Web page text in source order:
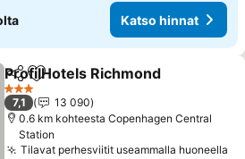
Katso hinnat
Jaa Lisää suosikkeihin
ProfilHotels Richmond
3 Tähtiluokitus
7,1
13 090
0.6 km kohteesta Copenhagen Central
Station
Tilavat perhesviitit useammalla huoneella